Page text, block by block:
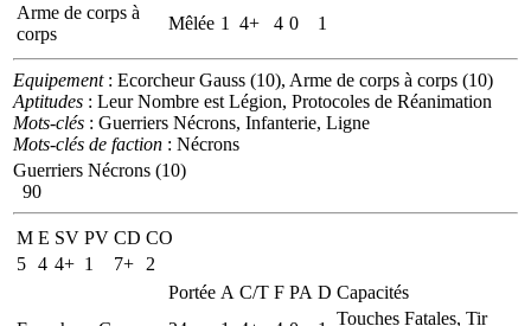
Arme de corps à
corps
Mêlée 1 4+ 4 0 1
Equipement: Ecorcheur Gauss (10), Arme de corps à corps (10)
Aptitudes : Leur Nombre est Légion, Protocoles de Réanimation
Mots-clés : Guerriers Nécrons, Infanterie, Ligne
Mots-clés de faction : Nécrons
Guerriers Nécrons (10)
90
M E SV PV CD CO
5 4 4+ 1 7+
2
Portée A C/T F PA D Capacités
Touches Fatales, Tir